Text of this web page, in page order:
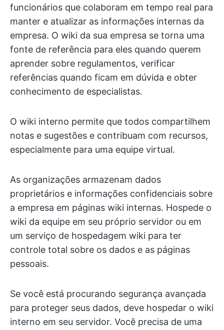
funcionários que colaboram em tempo real para
manter e atualizar as informações internas da
empresa. O wiki da sua empresa se torna uma
fonte de referência para eles quando querem
aprender sobre regulamentos, verificar
referências quando ficam em dúvida e obter
conhecimento de especialistas.
O wiki interno permite que todos compartilhem
notas e sugestões e contribuam com recursos,
especialmente para uma equipe virtual.
As organizações armazenam dados
proprietários e informações confidenciais sobre
a empresa em páginas wiki internas. Hospede o
wiki da equipe em seu próprio servidor ou em
um serviço de hospedagem wiki para ter
controle total sobre os dados e as páginas
pessoais.
Se você está procurando segurança avançada
para proteger seus dados, deve hospedar o wiki
interno em seu servidor. Você precisa de uma